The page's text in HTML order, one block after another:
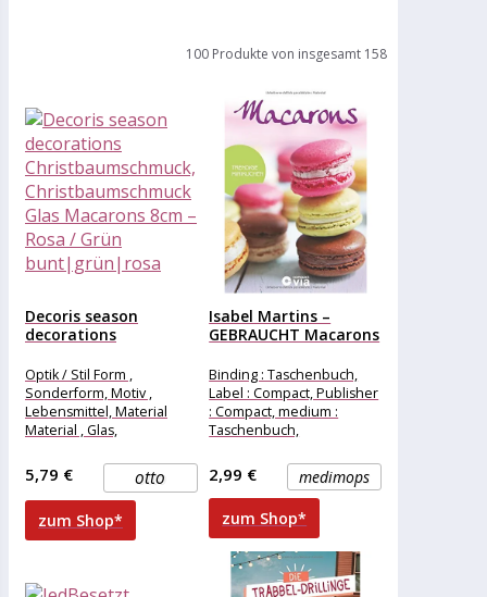
100 Produkte von insgesamt 158
Decoris season
decorations
Christbaumschmuck
Glas Macarons...
Optik / Stil Form ,
Sonderform, Motiv ,
Lebensmittel, Material
Material , Glas,
otto
5,79 €
zum Shop*
Isabel Martins –
GEBRAUCHT Macarons
Binding : Taschenbuch,
Label : Compact, Publisher
: Compact, medium :
Taschenbuch,
publicationDate : 2016-02-
01, authors :
medimops
2,99 €
zum Shop*